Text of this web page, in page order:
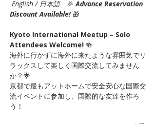
English / 日本語 🎉 Advance Reservation
Discount Available! 🎁
Kyoto International Meetup – Solo
Attendees Welcome! 🍻
海外に行かずに海外に来たような雰囲気でリ
ラックスして楽しく国際交流してみません
か？🌟
京都で最もアットホームで安全安心な国際交
流イベントに参加し、国際的な友達を作ろ
う！